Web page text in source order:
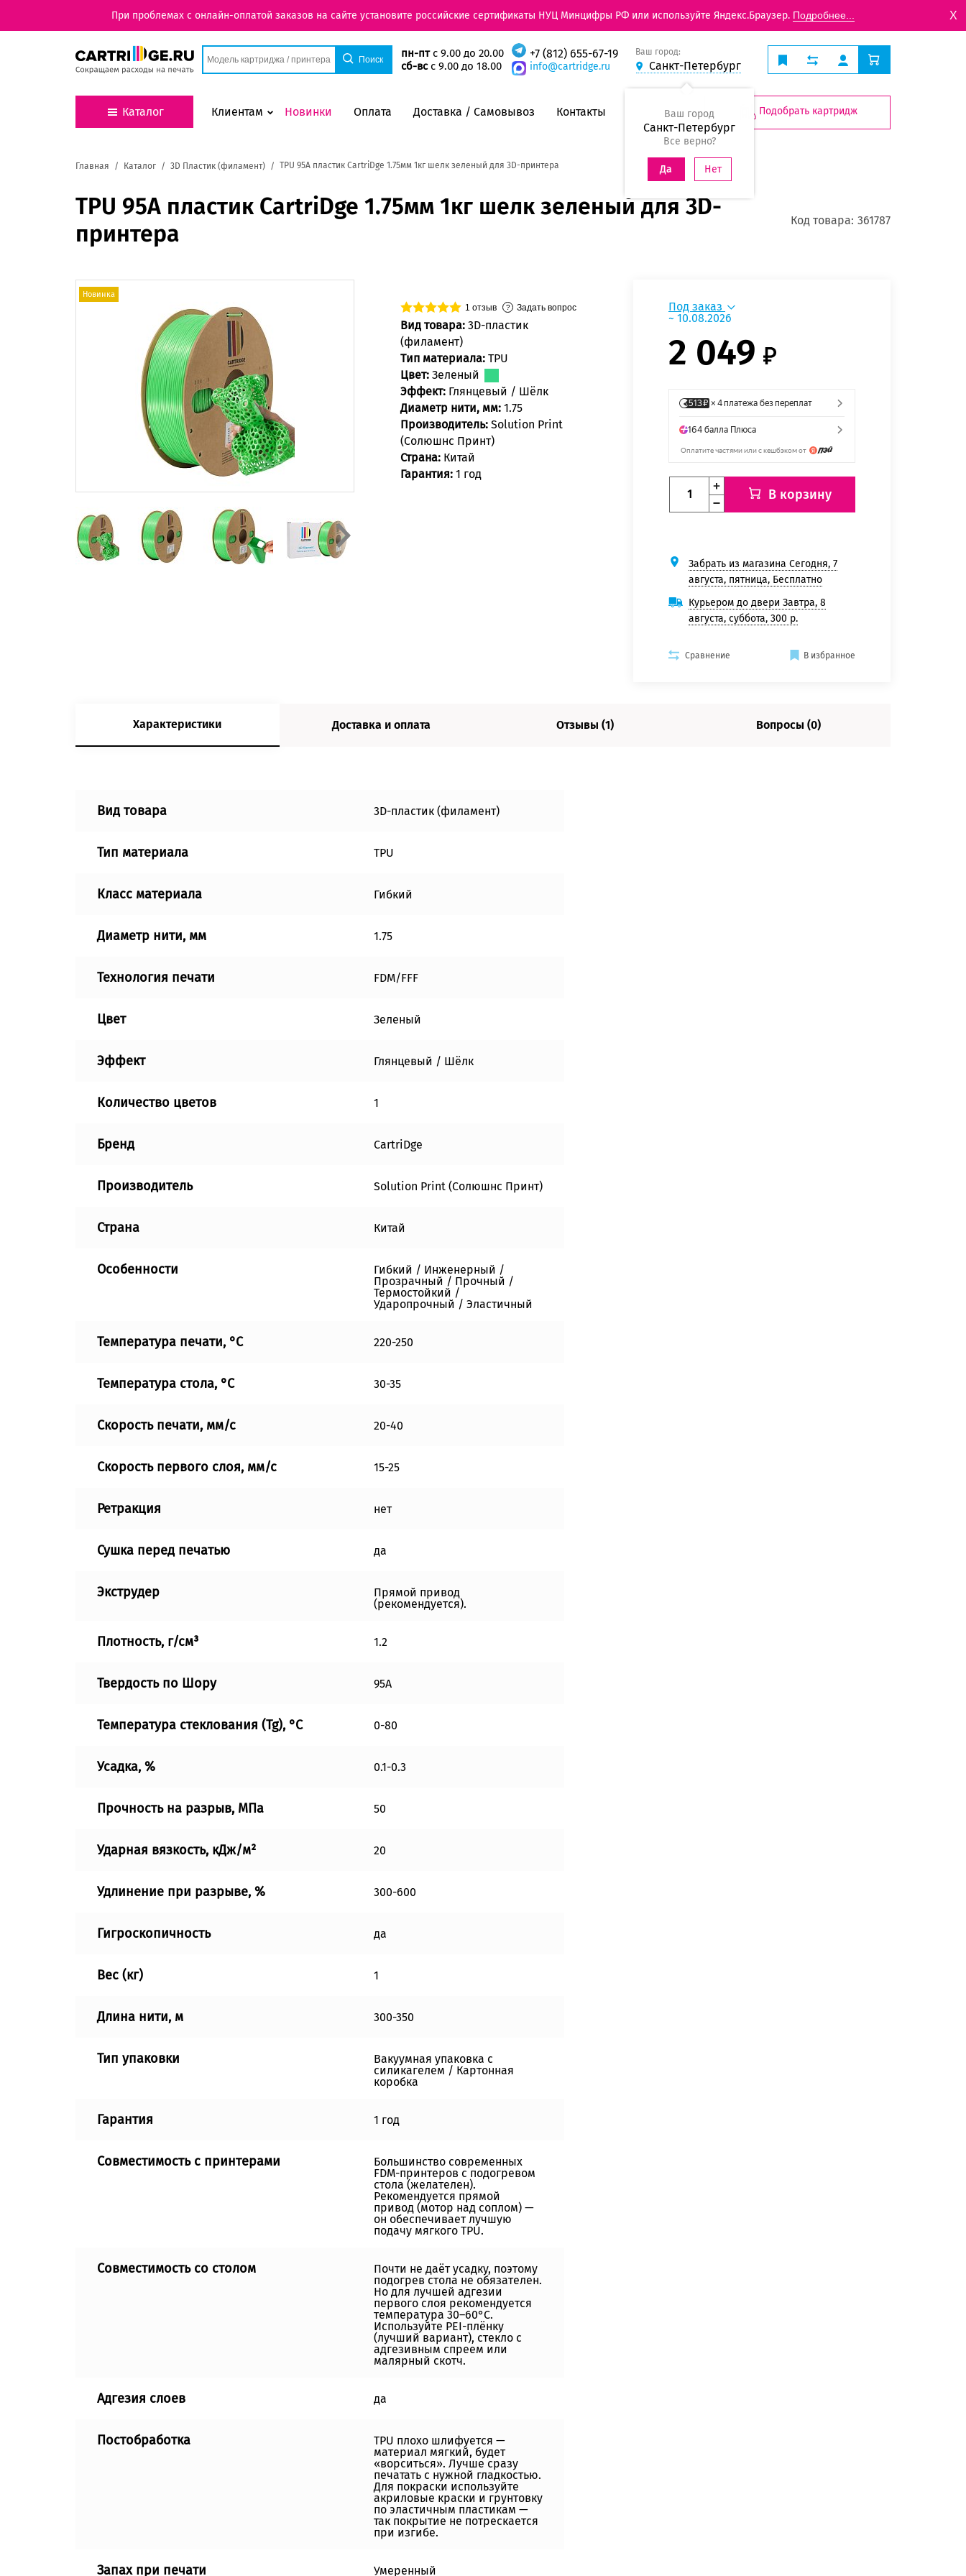
При проблемах с онлайн-оплатой заказов на сайте установите российские сертификаты НУЦ Минцифры РФ или используйте Яндекс.Браузер. Подробнее... X
пн-птс 9.00 до 20.00
сб-всс 9.00 до 18.00
+7 (812) 655-67-19
info@cartridge.ru
Ваш город:
Санкт-Петербург
Ваш город
Санкт-Петербург
Все верно?
Да Нет
Каталог Клиентам Новинки Оплата Доставка / Самовывоз Контакты Подобрать картридж
Главная Каталог 3D Пластик (филамент) TPU 95A пластик CartriDge 1.75мм 1кг шелк зеленый для 3D-принтера
TPU 95A пластик CartriDge 1.75мм 1кг шелк зеленый для 3D-
принтера
Код товара: 361787
Новинка
1 отзыв Задать вопрос
Вид товара: 3D-пластик
(филамент)
Тип материала: TPU
Цвет: Зеленый
Эффект: Глянцевый / Шёлк
Диаметр нити, мм: 1.75
Производитель: Solution Print
(Солюшнс Принт)
Страна: Китай
Гарантия: 1 год
Под заказ
~ 10.08.2026
2 049
В корзину
Забрать из магазина Сегодня, 7
августа, пятница, Бесплатно
Курьером до двери Завтра, 8
августа, суббота, 300 р.
Сравнение В избранное
Характеристики Доставка и оплата Отзывы (1) Вопросы (0)
Вид товара 3D-пластик (филамент)
Тип материала TPU
Класс материала Гибкий
Диаметр нити, мм 1.75
Технология печати FDM/FFF
Цвет Зеленый
Эффект Глянцевый / Шёлк
Количество цветов 1
Бренд CartriDge
Производитель Solution Print (Солюшнс Принт)
Страна Китай
Особенности
Гибкий / Инженерный /
Прозрачный / Прочный /
Термостойкий /
Ударопрочный / Эластичный
Температура печати, °C 220-250
Температура стола, °C 30-35
Скорость печати, мм/с 20-40
Скорость первого слоя, мм/с 15-25
Ретракция нет
Сушка перед печатью да
Экструдер
Прямой привод
(рекомендуется).
Плотность, г/см³ 1.2
Твердость по Шору 95A
Температура стеклования (Tg), °C 0-80
Усадка, % 0.1-0.3
Прочность на разрыв, МПа 50
Ударная вязкость, кДж/м² 20
Удлинение при разрыве, % 300-600
Гигроскопичность да
Вес (кг) 1
Длина нити, м 300-350
Тип упаковки
Вакуумная упаковка с
силикагелем / Картонная
коробка
Гарантия 1 год
Совместимость с принтерами
Большинство современных
FDM-принтеров с подогревом
стола (желателен).
Рекомендуется прямой
привод (мотор над соплом) —
он обеспечивает лучшую
подачу мягкого TPU.
Совместимость со столом
Почти не даёт усадку, поэтому
подогрев стола не обязателен.
Но для лучшей адгезии
первого слоя рекомендуется
температура 30–60°C.
Используйте PEI-плёнку
(лучший вариант), стекло с
адгезивным спреем или
малярный скотч.
Адгезия слоев да
Постобработка
TPU плохо шлифуется —
материал мягкий, будет
«ворситься». Лучше сразу
печатать с нужной гладкостью.
Для покраски используйте
акриловые краски и грунтовку
по эластичным пластикам —
так покрытие не потрескается
при изгибе.
Запах при печати Умеренный